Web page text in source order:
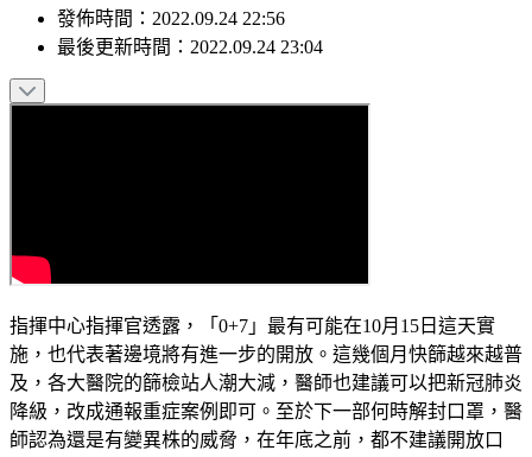
發佈時間： 2022.09.24 22:56
最後更新時間： 2022.09.24 23:04
指揮中心指揮官透露，「0+7」最有可能在10月15日這天實
施，也代表著邊境將有進一步的開放。這幾個月快篩越來越普
及，各大醫院的篩檢站人潮大減，醫師也建議可以把新冠肺炎
降級，改成通報重症案例即可。至於下一部何時解封口罩，醫
師認為還是有變異株的威脅，在年底之前，都不建議開放口